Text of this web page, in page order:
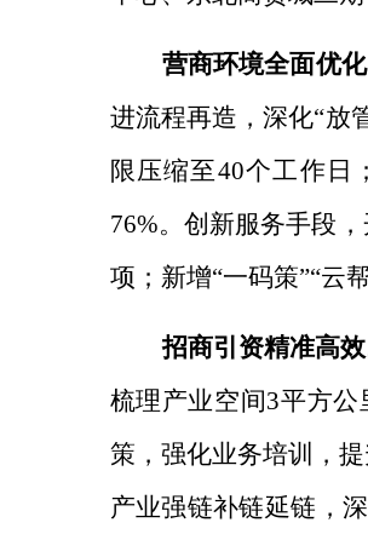
营商环境全面优
进流程再造，深化“放
限压缩至40个工作日
76%。 创新服务手段，
项；新增“一码策”“云
招商引资精准高
梳理产业空间3平方
策，强化业务培训，
产业强链补链延链，